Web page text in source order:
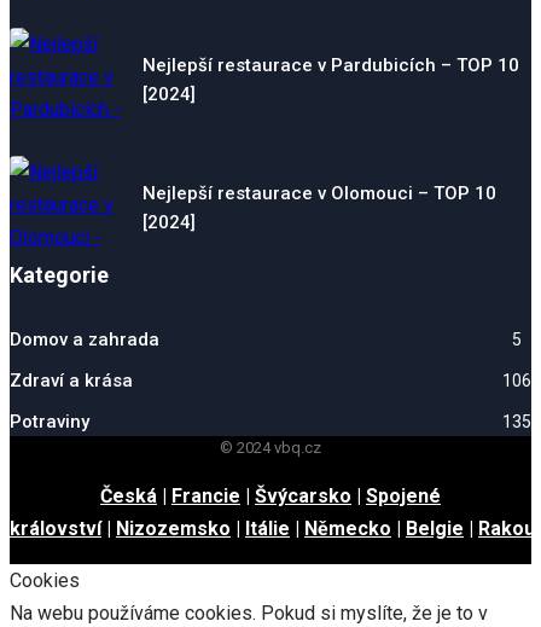
Nejlepší restaurace v Pardubicích – TOP 10
[2024]
Nejlepší restaurace v Olomouci – TOP 10
[2024]
Kategorie
Domov a zahrada 5
Zdraví a krása 106
Potraviny 135
© 2024 vbq.cz
Česká | Francie | Švýcarsko | Spojené
království| Nizozemsko | Itálie | Německo | Belgie |
Cookies
Na webu používáme cookies. Pokud si myslíte, že je to v